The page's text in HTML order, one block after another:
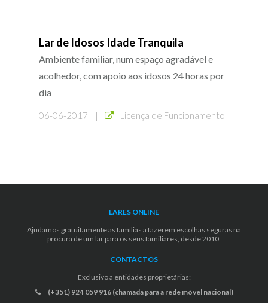
Lar de Idosos Idade Tranquila
Ambiente familiar, num espaço agradável e
acolhedor, com apoio aos idosos 24 horas por
dia
06-06-2017 | Licença de Funcionamento
LARES ONLINE
Ajudamos gratuitamente as famílias a fazerem escolhas seguras na
procura de um lar para os seus familiares, desde 2010.
CONTACTOS
Exclusivo a entidades proprietárias:
(+351) 924 059 916 (chamada para a rede móvel nacional)